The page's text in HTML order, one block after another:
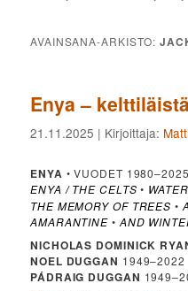
AVAINSANA-ARKISTO:
Enya –
21.11.2025 | Kirjoittaja:
ENYA • VUODET 1980–2025
ENYA /THE CELTS •
THE MEMORY OF TREES •
AMARANTINE • AND
NICHOLAS DOMINICK
NOEL DUGGAN 1949–2022
PÁDRAIG DUGGAN